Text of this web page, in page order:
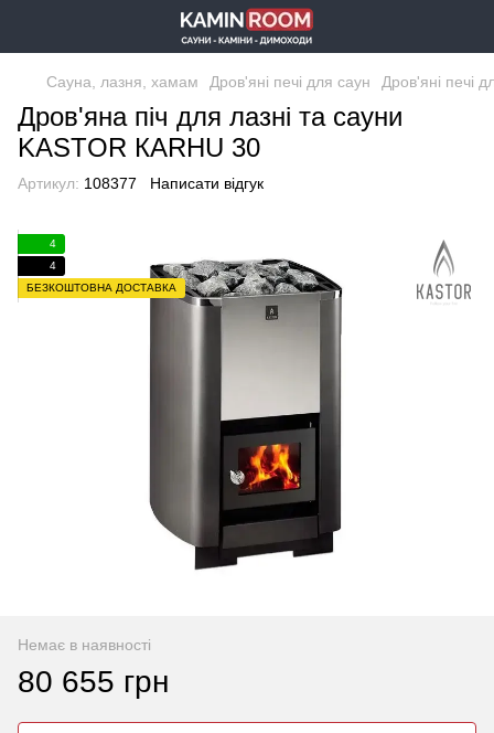
Сауна, лазня, хамам Дров'яні печі для саун Дров'яні печі
Дров'яна піч для лазні та сауни
KASTOR КARHU 30
Артикул: 108377 Написати відгук
4
4
БЕЗКОШТОВНА ДОСТАВКА
Немає в наявності
80 655 грн